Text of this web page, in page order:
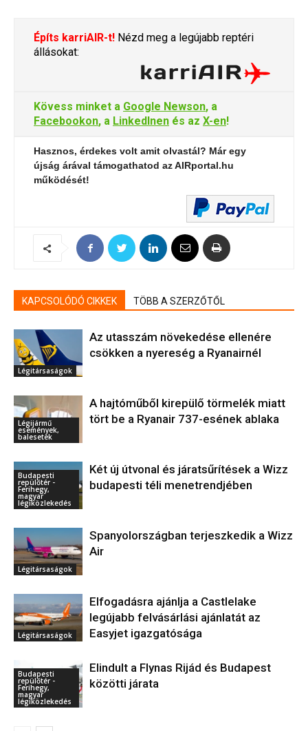
Építs karriAIR-t! Nézd meg a legújabb reptéri
állásokat:
Kövess minket a Google Newson, a
Facebookon, a LinkedInen és az X-en!
Hasznos, érdekes volt amit olvastál? Már egy
újság árával támogathatod az AIRportal.hu
működését!
KAPCSOLÓDÓ CIKKEK TÖBB A SZERZŐTŐL
Légitársaságok
Az utasszám növekedése ellenére
csökken a nyereség a Ryanairnél
Légijármű
események,
balesetek
A hajtóműből kirepülő törmelék miatt
tört be a Ryanair 737-esének ablaka
Budapesti
repülőtér -
Ferihegy,
magyar
légiközlekedés
Két új útvonal és járatsűrítések a Wizz
budapesti téli menetrendjében
Légitársaságok
Spanyolországban terjeszkedik a Wizz
Air
Légitársaságok
Elfogadásra ajánlja a Castlelake
legújabb felvásárlási ajánlatát az
Easyjet igazgatósága
Budapesti
repülőtér -
Ferihegy,
magyar
légiközlekedés
Elindult a Flynas Rijád és Budapest
közötti járata